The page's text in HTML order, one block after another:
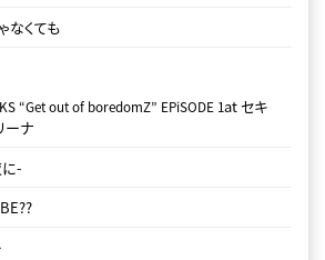
なくても
“Get out of boredomZ” EPiSODE 1at セキ
ーナ
-